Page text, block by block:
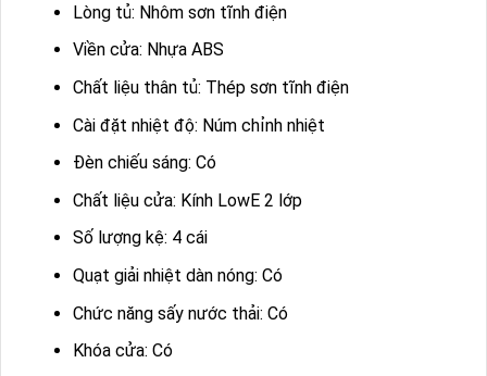
Lòng tủ: Nhôm sơn tĩnh điện
Viền cửa: Nhựa ABS
Chất liệu thân tủ: Thép sơn tĩnh điện
Cài đặt nhiệt độ: Núm chỉnh nhiệt
Đèn chiếu sáng: Có
Chất liệu cửa: Kính LowE 2 lớp
Số lượng kệ: 4 cái
Quạt giải nhiệt dàn nóng: Có
Chức năng sấy nước thải: Có
Khóa cửa: Có